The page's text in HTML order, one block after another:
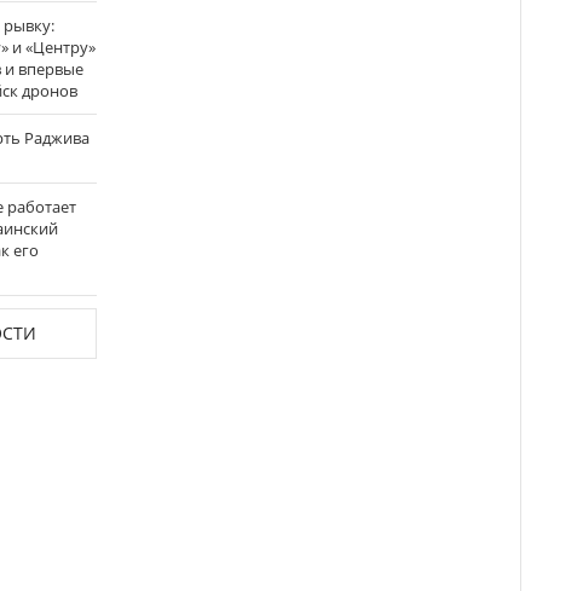
рывку:
и «Центру»
впервые
дронов
Раджива
работает
его